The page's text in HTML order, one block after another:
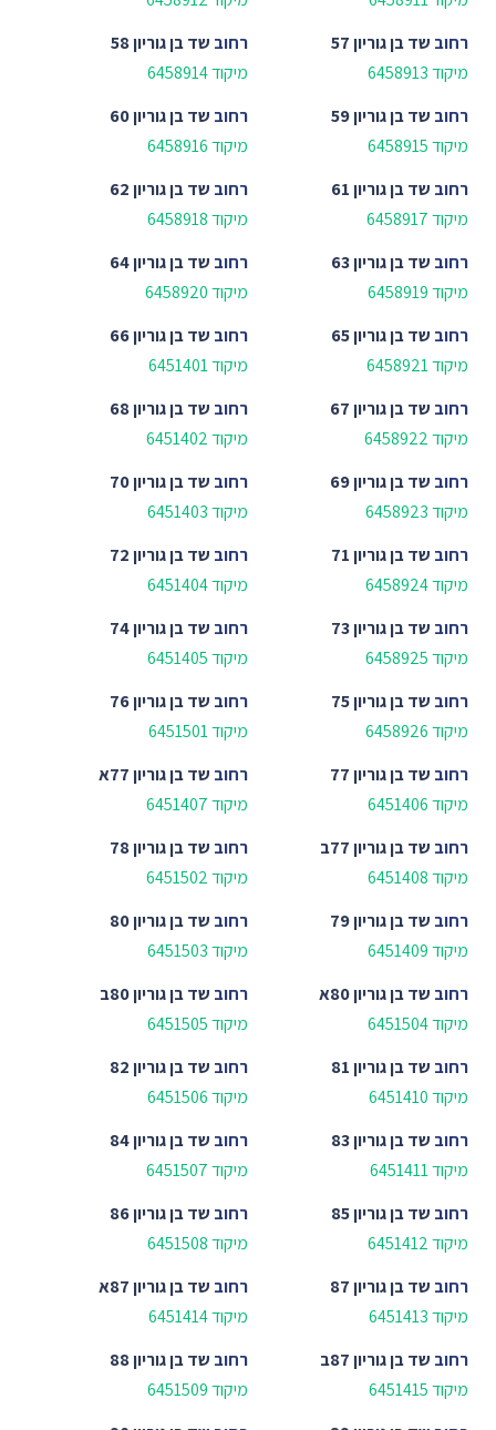
רחוב שד בן גוריון 57
מיקוד 6458913
רחוב שד בן גוריון 58
מיקוד 6458914
רחוב שד בן גוריון 59
מיקוד 6458915
רחוב שד בן גוריון 60
מיקוד 6458916
רחוב שד בן גוריון 61
מיקוד 6458917
רחוב שד בן גוריון 62
מיקוד 6458918
רחוב שד בן גוריון 63
מיקוד 6458919
רחוב שד בן גוריון 64
מיקוד 6458920
רחוב שד בן גוריון 65
מיקוד 6458921
רחוב שד בן גוריון 66
מיקוד 6451401
רחוב שד בן גוריון 67
מיקוד 6458922
רחוב שד בן גוריון 68
מיקוד 6451402
רחוב שד בן גוריון 69
מיקוד 6458923
רחוב שד בן גוריון 70
מיקוד 6451403
רחוב שד בן גוריון 71
מיקוד 6458924
רחוב שד בן גוריון 72
מיקוד 6451404
רחוב שד בן גוריון 73
מיקוד 6458925
רחוב שד בן גוריון 74
מיקוד 6451405
רחוב שד בן גוריון 75
מיקוד 6458926
רחוב שד בן גוריון 76
מיקוד 6451501
רחוב שד בן גוריון 77
מיקוד 6451406
רחוב שד בן גוריון 77א
מיקוד 6451407
רחוב שד בן גוריון 77ב
מיקוד 6451408
רחוב שד בן גוריון 78
מיקוד 6451502
רחוב שד בן גוריון 79
מיקוד 6451409
רחוב שד בן גוריון 80
מיקוד 6451503
רחוב שד בן גוריון 80א
מיקוד 6451504
רחוב שד בן גוריון 80ב
מיקוד 6451505
רחוב שד בן גוריון 81
מיקוד 6451410
רחוב שד בן גוריון 82
מיקוד 6451506
רחוב שד בן גוריון 83
מיקוד 6451411
רחוב שד בן גוריון 84
מיקוד 6451507
רחוב שד בן גוריון 85
מיקוד 6451412
רחוב שד בן גוריון 86
מיקוד 6451508
רחוב שד בן גוריון 87
מיקוד 6451413
רחוב שד בן גוריון 87א
מיקוד 6451414
רחוב שד בן גוריון 87ב
מיקוד 6451415
רחוב שד בן גוריון 88
מיקוד 6451509